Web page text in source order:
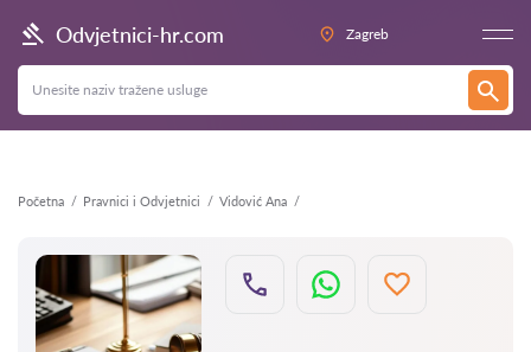
Odvjetnici-hr.com Zagreb
Početna Pravnici i Odvjetnici Vidović Ana
Natrag